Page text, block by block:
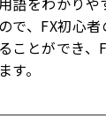
で、FX初心
ことができ、
す。